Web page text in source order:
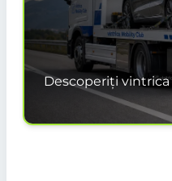
Descoperiți